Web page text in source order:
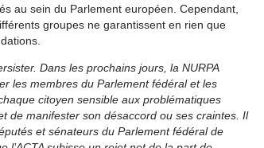
de la complicité pour des activités
ou commercial direct ou indirect » et
». L’accord contraindrait les intermédiaires
soumis au droit d’auteur. L’ACTA, en
le principe du contradictoire, qui assure
de discuter l’énoncé des faits et les moyens
de services (notamment réseaux sociaux)
au sein du Parlement européen. Cependant,
groupes ne garantissent en rien que
Dans les prochains jours, la NURPA
les membres du Parlement fédéral et les
citoyen sensible aux problématiques
de manifester son désaccord ou ses craintes. Il
et sénateurs du Parlement fédéral de